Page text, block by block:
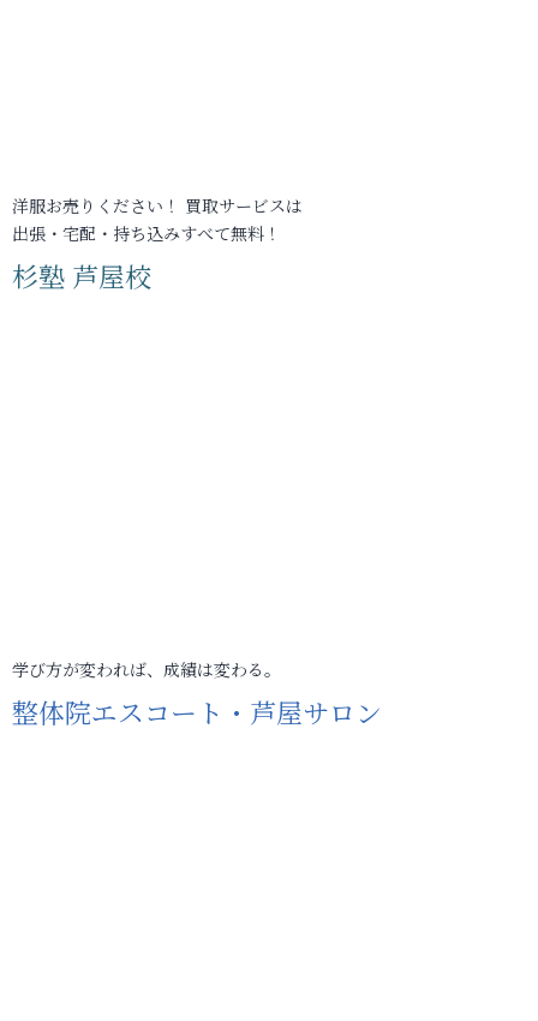
洋服お売りください！ 買取サービスは
出張・宅配・持ち込みすべて無料！
杉塾 芦屋校
学び方が変われば、成績は変わる。
整体院エスコート・芦屋サロン